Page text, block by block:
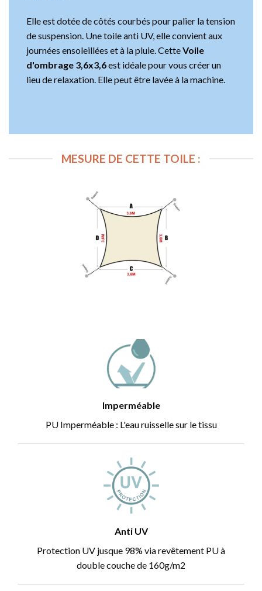
Elle est dotée de côtés courbés pour palier la tension
de suspension. Une toile anti UV, elle convient aux
journées ensoleillées et à la pluie. CetteVoile
d'ombrage 3,6x3,6est idéale pour vous créer un
lieu de relaxation. Elle peut être lavée à la machine.
MESURE DE CETTE TOILE :
Imperméable
PU Imperméable : L'eau ruisselle sur le tissu
Anti UV
Protection UV jusque 98% via revêtement PU à
double couche de 160g/m2